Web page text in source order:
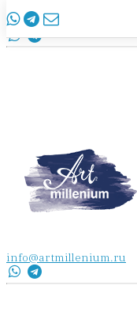
info@artmillenium.ru
info@artmillenium.ru